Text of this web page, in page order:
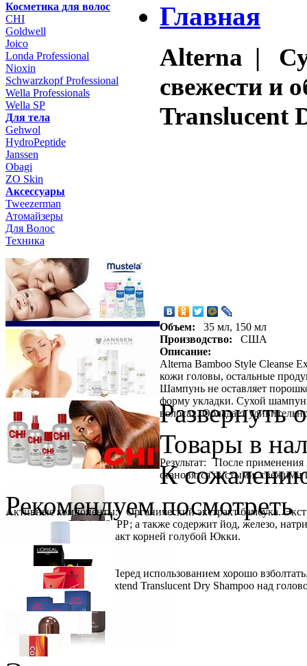
Косметика для волос
CHI
Goldwell
Joico
Londa Professional
Nioxin
Schwarzkopf Professional
Wella Professionals
Wella SP
Для тела
Gehwol
HydroPeptide
Janssen
Obagi
ZO Skin
Aксессуары
Tweezerman
Атомайзеры
Для Волос
Техника
Главная
Alterna |
свежести и
Translucent
Объем:
35 мл, 150 мл
Производство:
США
Описание:
Alterna Bamboo Style Cleanse
кожи головы, остальные
Шампунь не оставляет
форму укладки. Сухой
волосах. Обладает
Результат: После применения
становятся чистыми, свежими
Активные компоненты: Органический экстракт бамбука.
витаминами С, В1, В2, РР; а также содержит йод, железо,
семян Лумбанга. Экстракт корней голубой Юкки.
Способ применения: Перед использованием хорошо
Bamboo Style Cleanse Extend Translucent Dry Shampoo над
Развернуть
Товары в
К
Рекомендуем посмотреть
Schwarzkopf Professional
Ожидается
Loreal Professionnel